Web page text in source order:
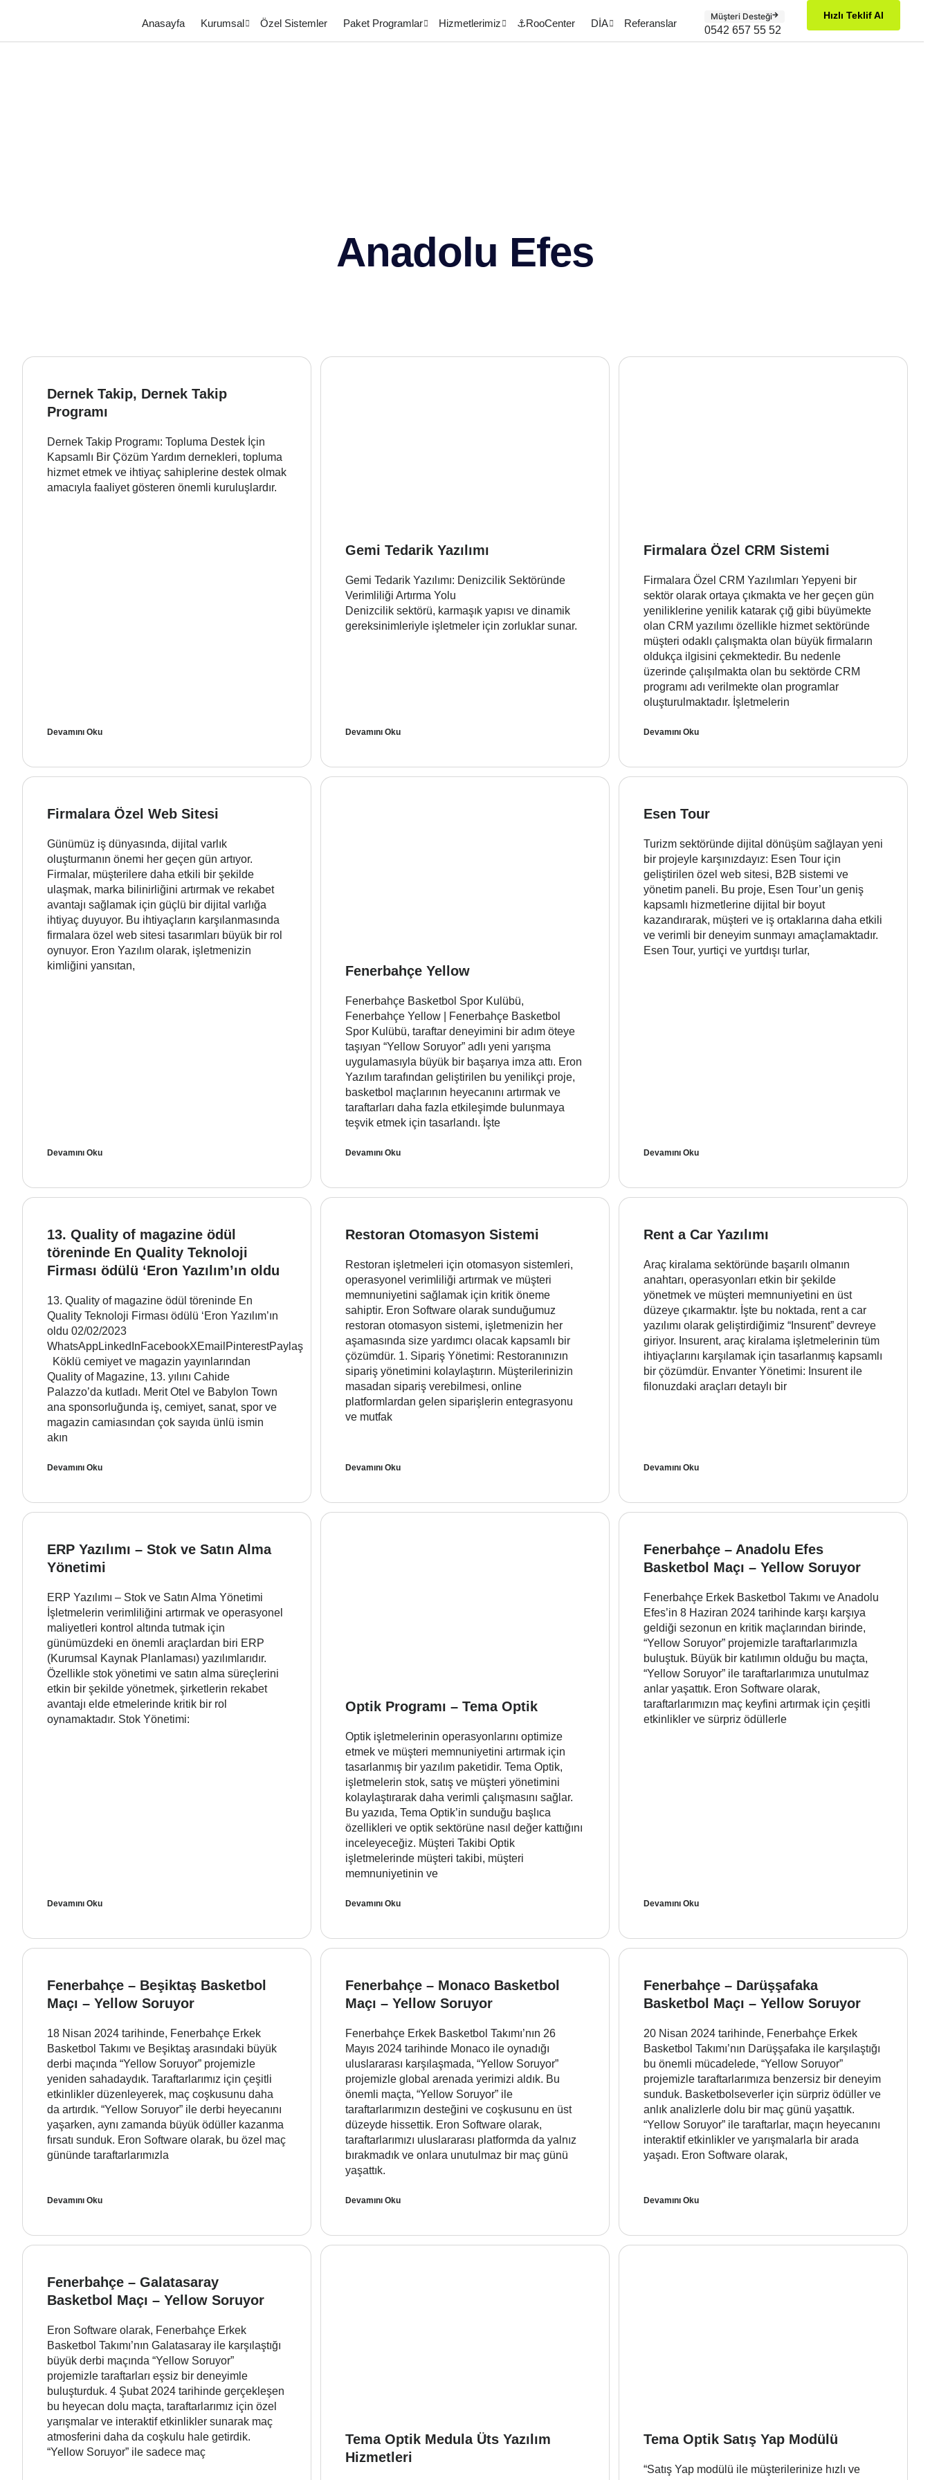
Anasayfa Kurumsal Özel Sistemler Paket Programlar Hizmetlerimiz ⚓RooCenter DİA Referanslar
Müşteri Desteği
0542 657 55 52
Hızlı Teklif Al
Anadolu Efes
Dernek Takip, Dernek Takip
Programı
Dernek Takip Programı: Topluma Destek İçin
Kapsamlı Bir Çözüm Yardım dernekleri, topluma
hizmet etmek ve ihtiyaç sahiplerine destek olmak
amacıyla faaliyet gösteren önemli kuruluşlardır.
Devamını Oku
Gemi Tedarik Yazılımı
Gemi Tedarik Yazılımı: Denizcilik Sektöründe
Verimliliği Artırma Yolu
Denizcilik sektörü, karmaşık yapısı ve dinamik
gereksinimleriyle işletmeler için zorluklar sunar.
Devamını Oku
Firmalara Özel CRM Sistemi
Firmalara Özel CRM Yazılımları Yepyeni bir
sektör olarak ortaya çıkmakta ve her geçen gün
yeniliklerine yenilik katarak çığ gibi büyümekte
olan CRM yazılımı özellikle hizmet sektöründe
müşteri odaklı çalışmakta olan büyük firmaların
oldukça ilgisini çekmektedir. Bu nedenle
üzerinde çalışılmakta olan bu sektörde CRM
programı adı verilmekte olan programlar
oluşturulmaktadır. İşletmelerin
Devamını Oku
Firmalara Özel Web Sitesi
Günümüz iş dünyasında, dijital varlık
oluşturmanın önemi her geçen gün artıyor.
Firmalar, müşterilere daha etkili bir şekilde
ulaşmak, marka bilinirliğini artırmak ve rekabet
avantajı sağlamak için güçlü bir dijital varlığa
ihtiyaç duyuyor. Bu ihtiyaçların karşılanmasında
firmalara özel web sitesi tasarımları büyük bir rol
oynuyor. Eron Yazılım olarak, işletmenizin
kimliğini yansıtan,
Devamını Oku
Fenerbahçe Yellow
Fenerbahçe Basketbol Spor Kulübü,
Fenerbahçe Yellow | Fenerbahçe Basketbol
Spor Kulübü, taraftar deneyimini bir adım öteye
taşıyan “Yellow Soruyor” adlı yeni yarışma
uygulamasıyla büyük bir başarıya imza attı. Eron
Yazılım tarafından geliştirilen bu yenilikçi proje,
basketbol maçlarının heyecanını artırmak ve
taraftarları daha fazla etkileşimde bulunmaya
teşvik etmek için tasarlandı. İşte
Devamını Oku
Esen Tour
Turizm sektöründe dijital dönüşüm sağlayan yeni
bir projeyle karşınızdayız: Esen Tour için
geliştirilen özel web sitesi, B2B sistemi ve
yönetim paneli. Bu proje, Esen Tour’un geniş
kapsamlı hizmetlerine dijital bir boyut
kazandırarak, müşteri ve iş ortaklarına daha etkili
ve verimli bir deneyim sunmayı amaçlamaktadır.
Esen Tour, yurtiçi ve yurtdışı turlar,
Devamını Oku
13. Quality of magazine ödül
töreninde En Quality Teknoloji
Firması ödülü ‘Eron Yazılım’ın oldu
13. Quality of magazine ödül töreninde En
Quality Teknoloji Firması ödülü ‘Eron Yazılım’ın
oldu 02/02/2023
WhatsAppLinkedInFacebookXEmailPinterestPaylaş
Köklü cemiyet ve magazin yayınlarından
Quality of Magazine, 13. yılını Cahide
Palazzo’da kutladı. Merit Otel ve Babylon Town
ana sponsorluğunda iş, cemiyet, sanat, spor ve
magazin camiasından çok sayıda ünlü ismin
akın
Devamını Oku
Restoran Otomasyon Sistemi
Restoran işletmeleri için otomasyon sistemleri,
operasyonel verimliliği artırmak ve müşteri
memnuniyetini sağlamak için kritik öneme
sahiptir. Eron Software olarak sunduğumuz
restoran otomasyon sistemi, işletmenizin her
aşamasında size yardımcı olacak kapsamlı bir
çözümdür. 1. Sipariş Yönetimi: Restoranınızın
sipariş yönetimini kolaylaştırın. Müşterilerinizin
masadan sipariş verebilmesi, online
platformlardan gelen siparişlerin entegrasyonu
ve mutfak
Devamını Oku
Rent a Car Yazılımı
Araç kiralama sektöründe başarılı olmanın
anahtarı, operasyonları etkin bir şekilde
yönetmek ve müşteri memnuniyetini en üst
düzeye çıkarmaktır. İşte bu noktada, rent a car
yazılımı olarak geliştirdiğimiz “Insurent” devreye
giriyor. Insurent, araç kiralama işletmelerinin tüm
ihtiyaçlarını karşılamak için tasarlanmış kapsamlı
bir çözümdür. Envanter Yönetimi: Insurent ile
filonuzdaki araçları detaylı bir
Devamını Oku
ERP Yazılımı – Stok ve Satın Alma
Yönetimi
ERP Yazılımı – Stok ve Satın Alma Yönetimi
İşletmelerin verimliliğini artırmak ve operasyonel
maliyetleri kontrol altında tutmak için
günümüzdeki en önemli araçlardan biri ERP
(Kurumsal Kaynak Planlaması) yazılımlarıdır.
Özellikle stok yönetimi ve satın alma süreçlerini
etkin bir şekilde yönetmek, şirketlerin rekabet
avantajı elde etmelerinde kritik bir rol
oynamaktadır. Stok Yönetimi:
Devamını Oku
Optik Programı – Tema Optik
Optik işletmelerinin operasyonlarını optimize
etmek ve müşteri memnuniyetini artırmak için
tasarlanmış bir yazılım paketidir. Tema Optik,
işletmelerin stok, satış ve müşteri yönetimini
kolaylaştırarak daha verimli çalışmasını sağlar.
Bu yazıda, Tema Optik’in sunduğu başlıca
özellikleri ve optik sektörüne nasıl değer kattığını
inceleyeceğiz. Müşteri Takibi Optik
işletmelerinde müşteri takibi, müşteri
memnuniyetinin ve
Devamını Oku
Fenerbahçe – Anadolu Efes
Basketbol Maçı – Yellow Soruyor
Fenerbahçe Erkek Basketbol Takımı ve Anadolu
Efes’in 8 Haziran 2024 tarihinde karşı karşıya
geldiği sezonun en kritik maçlarından birinde,
“Yellow Soruyor” projemizle taraftarlarımızla
buluştuk. Büyük bir katılımın olduğu bu maçta,
“Yellow Soruyor” ile taraftarlarımıza unutulmaz
anlar yaşattık. Eron Software olarak,
taraftarlarımızın maç keyfini artırmak için çeşitli
etkinlikler ve sürpriz ödüllerle
Devamını Oku
Fenerbahçe – Beşiktaş Basketbol
Maçı – Yellow Soruyor
18 Nisan 2024 tarihinde, Fenerbahçe Erkek
Basketbol Takımı ve Beşiktaş arasındaki büyük
derbi maçında “Yellow Soruyor” projemizle
yeniden sahadaydık. Taraftarlarımız için çeşitli
etkinlikler düzenleyerek, maç coşkusunu daha
da artırdık. “Yellow Soruyor” ile derbi heyecanını
yaşarken, aynı zamanda büyük ödüller kazanma
fırsatı sunduk. Eron Software olarak, bu özel maç
gününde taraftarlarımızla
Devamını Oku
Fenerbahçe – Monaco Basketbol
Maçı – Yellow Soruyor
Fenerbahçe Erkek Basketbol Takımı’nın 26
Mayıs 2024 tarihinde Monaco ile oynadığı
uluslararası karşılaşmada, “Yellow Soruyor”
projemizle global arenada yerimizi aldık. Bu
önemli maçta, “Yellow Soruyor” ile
taraftarlarımızın desteğini ve coşkusunu en üst
düzeyde hissettik. Eron Software olarak,
taraftarlarımızı uluslararası platformda da yalnız
bırakmadık ve onlara unutulmaz bir maç günü
yaşattık.
Devamını Oku
Fenerbahçe – Darüşşafaka
Basketbol Maçı – Yellow Soruyor
20 Nisan 2024 tarihinde, Fenerbahçe Erkek
Basketbol Takımı’nın Darüşşafaka ile karşılaştığı
bu önemli mücadelede, “Yellow Soruyor”
projemizle taraftarlarımıza benzersiz bir deneyim
sunduk. Basketbolseverler için sürpriz ödüller ve
anlık analizlerle dolu bir maç günü yaşattık.
“Yellow Soruyor” ile taraftarlar, maçın heyecanını
interaktif etkinlikler ve yarışmalarla bir arada
yaşadı. Eron Software olarak,
Devamını Oku
Fenerbahçe – Galatasaray
Basketbol Maçı – Yellow Soruyor
Eron Software olarak, Fenerbahçe Erkek
Basketbol Takımı’nın Galatasaray ile karşılaştığı
büyük derbi maçında “Yellow Soruyor”
projemizle taraftarları eşsiz bir deneyimle
buluşturduk. 4 Şubat 2024 tarihinde gerçekleşen
bu heyecan dolu maçta, taraftarlarımız için özel
yarışmalar ve interaktif etkinlikler sunarak maç
atmosferini daha da coşkulu hale getirdik.
“Yellow Soruyor” ile sadece maç
Tema Optik Medula Üts Yazılım
Hizmetleri
Tema Optik Satış Yap Modülü
“Satış Yap modülü ile müşterilerinize hızlı ve